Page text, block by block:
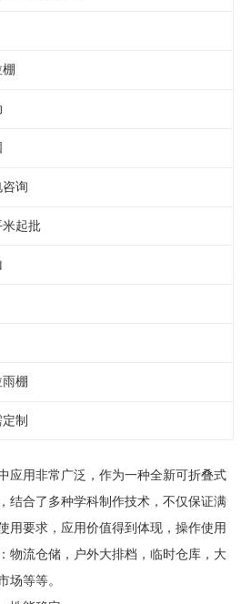
询
米起批
棚
制
应用非常广泛，作为一种全新可折叠式
结合了多种学科制作技术，不仅保证满
用要求，应用价值得到体现，操作使用
物流仓储，户外大排档，临时仓库，大
场等等。